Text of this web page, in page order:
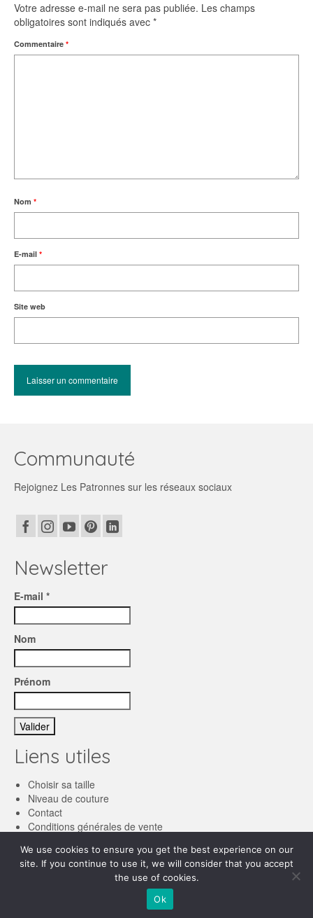
Votre adresse e-mail ne sera pas publiée. Les champs
obligatoires sont indiqués avec *
Commentaire *
Nom *
E-mail *
Site web
Communauté
Rejoignez Les Patronnes sur les réseaux sociaux
Newsletter
E-mail *
Nom
Prénom
Liens utiles
Choisir sa taille
Niveau de couture
Contact
Conditions générales de vente
We use cookies to ensure you get the best experience on our
site. If you continue to use it, we will consider that you accept
the use of cookies.
Ok